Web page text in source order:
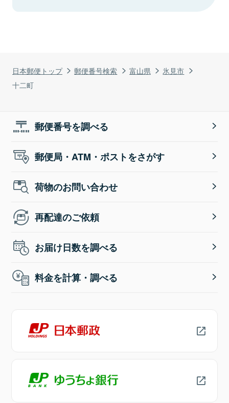
日本郵便トップ 郵便番号検索 富山県
氷見市
十二町
郵便番号を調べる
郵便局・ATM・ポストをさがす
荷物のお問い合わせ
再配達のご依頼
お届け日数を調べる
料金を計算・調べる